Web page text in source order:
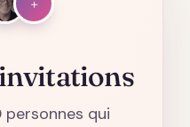
invitations
qui